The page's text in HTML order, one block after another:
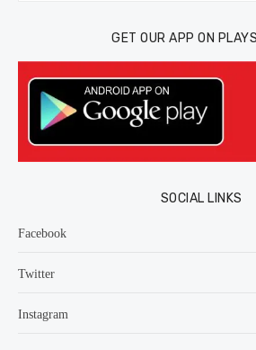
GET OUR APP ON
SOCIAL LINKS
Facebook
Twitter
Instagram